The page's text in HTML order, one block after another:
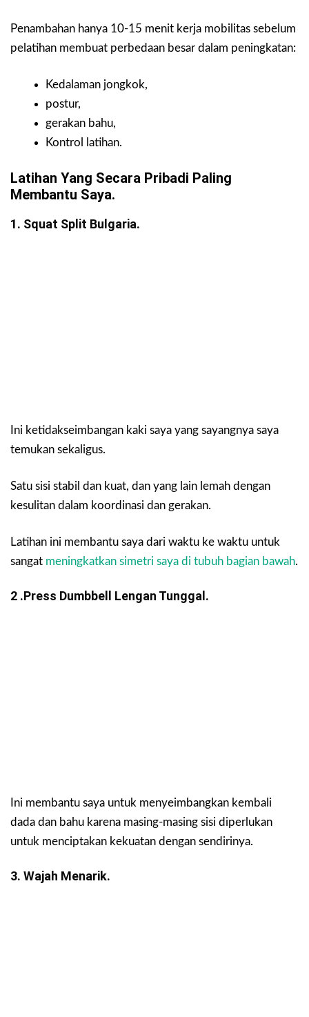
Penambahan hanya 10-15 menit kerja mobilitas sebelum
pelatihan membuat perbedaan besar dalam peningkatan:
Kedalaman jongkok,
postur,
gerakan bahu,
Kontrol latihan.
Latihan Yang Secara Pribadi Paling
Membantu Saya.
1. Squat Split Bulgaria.
Ini ketidakseimbangan kaki saya yang sayangnya saya
temukan sekaligus.
Satu sisi stabil dan kuat, dan yang lain lemah dengan
kesulitan dalam koordinasi dan gerakan.
Latihan ini membantu saya dari waktu ke waktu untuk
sangat meningkatkan simetri saya di tubuh bagian bawah.
2 .Press Dumbbell Lengan Tunggal.
Ini membantu saya untuk menyeimbangkan kembali
dada dan bahu karena masing-masing sisi diperlukan
untuk menciptakan kekuatan dengan sendirinya.
3. Wajah Menarik.